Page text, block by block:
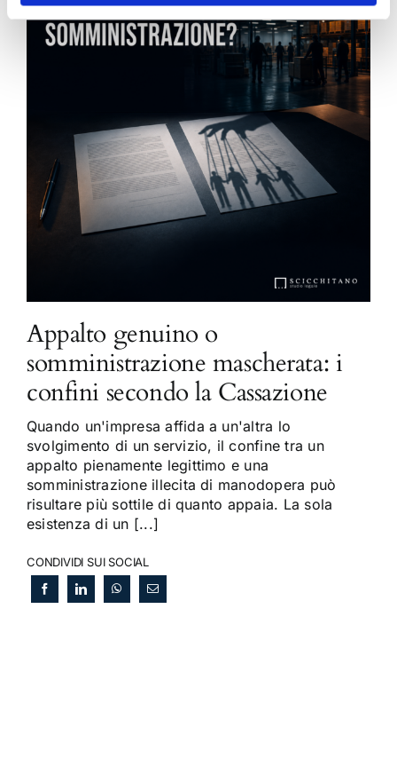
Appalto genuino o
somministrazione mascherata: i
confini secondo la Cassazione
Quando un'impresa affida a un'altra lo
svolgimento di un servizio, il confine tra un
appalto pienamente legittimo e una
somministrazione illecita di manodopera può
risultare più sottile di quanto appaia. La sola
esistenza di un [...]
CONDIVIDI SUI SOCIAL